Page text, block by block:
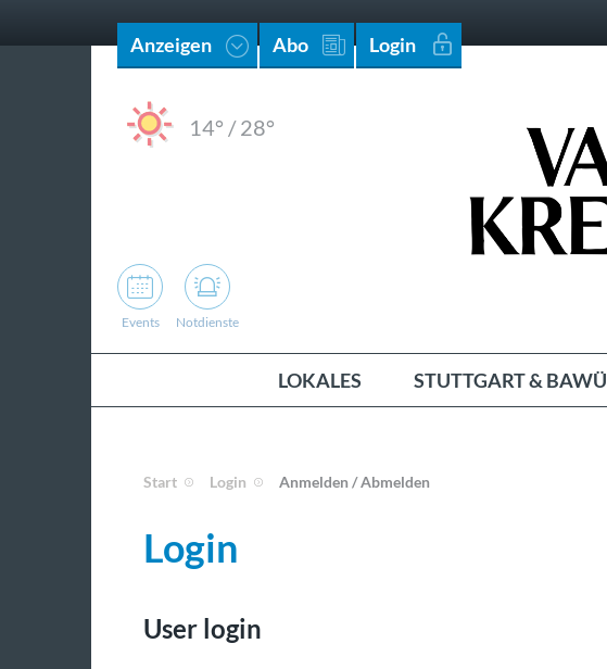
Anzeigen Abo Login
14° /28°
Events Notdienste
LOKALES STUTTGART & BAWÜ
Start Login Anmelden / Abmelden
Login
User login